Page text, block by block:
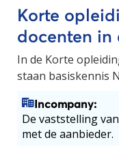
Korte
docenten in
In de Korte
staan basiskennis
Incompany:
De vaststelling
met de aanbieder.